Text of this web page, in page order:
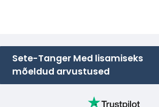
Sete-Tanger Med lisamiseks
mõeldud arvustused